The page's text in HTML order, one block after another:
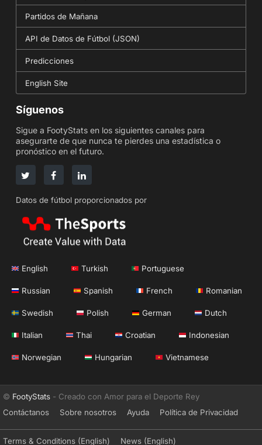
Partidos de Mañana
API de Datos de Fútbol (JSON)
Predicciones
English Site
Síguenos
Sigue a FootyStats en los siguientes canales para
asegurarte de que nunca te pierdes una estadística o
pronóstico en el futuro.
Datos de fútbol proporcionados por
English Turkish Portuguese
Russian Spanish French Romanian
Swedish Polish German Dutch
Italian Thai Croatian Indonesian
Norwegian Hungarian Vietnamese
© FootyStats - Creado con Amor para el Deporte Rey
Contáctanos
Sobre nosotros Ayuda Política de Privacidad
Terms & Conditions (English) News (English)